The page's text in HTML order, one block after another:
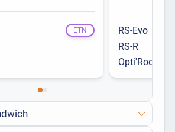
ETN
RS-Evo
RS-R
Opti'Roof